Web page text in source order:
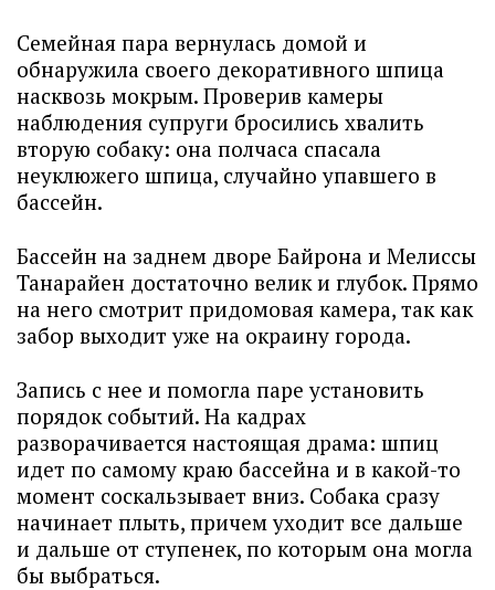
Семейная пара вернулась домой и
обнаружила своего декоративного шпица
насквозь мокрым. Проверив камеры
наблюдения супруги бросились хвалить
вторую собаку: она полчаса спасала
неуклюжего шпица, случайно упавшего в
бассейн.
Бассейн на заднем дворе Байрона и Мелиссы
Танарайен достаточно велик и глубок. Прямо
на него смотрит придомовая камера, так как
забор выходит уже на окраину города.
Запись с нее и помогла паре установить
порядок событий. На кадрах
разворачивается настоящая драма: шпиц
идет по самому краю бассейна и в какой-то
момент соскальзывает вниз. Собака сразу
начинает плыть, причем уходит все дальше
и дальше от ступенек, по которым она могла
бы выбраться.